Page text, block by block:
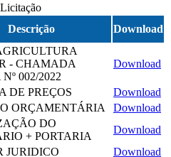
Descrição Download
- CHAMADA
002/2022
Download
DE PREÇOS
Download
ORÇAMENTÁRIA
Download
DO
+ PORTARIA
Download
JURIDICO Download